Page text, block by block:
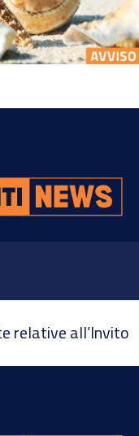
relative all’Invito